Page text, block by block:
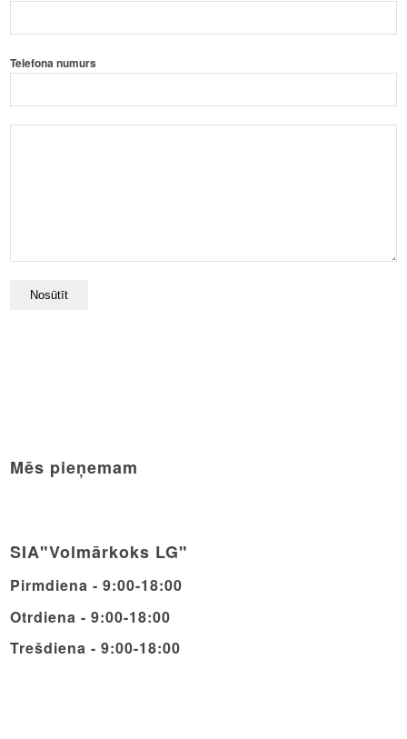
Telefona numurs
Mēs pieņemam
SIA"Volmārkoks LG"
Pirmdiena - 9:00-18:00
Otrdiena - 9:00-18:00
Trešdiena - 9:00-18:00